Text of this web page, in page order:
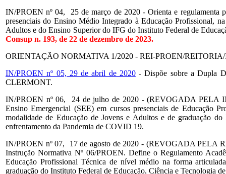
IN/PROEN nº 04, 25 de março de 2020 - Orienta e regulamenta
presenciais do Ensino Médio Integrado à Educação Profissional,
Adultos e do Ensino Superior do IFG do Instituto Federal de
Consup n. 193, de 22 de dezembro de 2023.
ORIENTAÇÃO NORMATIVA 1/2020 - REI-PROEN/
IN/PROEN nº 05, 29 de abril de 2020- Dispõe sobre a Dupla
CLERMONT.
IN/PROEN nº 06, 24 de julho de 2020 - (REVOGADA PELA
Ensino Emergencial (SEE) em cursos presenciais de Educação
modalidade de Educação de Jovens e Adultos e de graduação
enfrentamento da Pandemia de COVID 19.
IN/PROEN nº 07, 17 de agosto de 2020 - (REVOGADA PELA
Instrução Normativa Nº 06/PROEN. Define o Regulamento
Educação Profissional Técnica de nível médio na forma
graduação do Instituto Federal de Educação, Ciência e Tecnologia